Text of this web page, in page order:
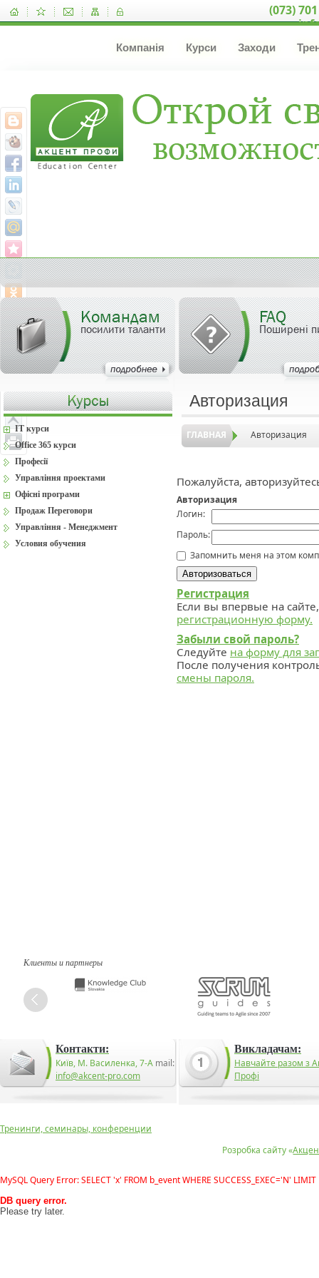
(073)
Компанія Курси Заходи
Командам
посилити таланти
FAQ
Поширені
Авторизация
ГЛАВНАЯ Авторизация
Пожалуйста,
Авторизация
Логин:
Пароль:
Запомнить меня на этом
Регистрация
Если вы впервые на
регистрационную форму.
Забыли свой пароль?
Следуйте на форму для
После получения
смены пароля.
IT курси
Office 365 курси
Професії
Управління проектами
Офісні програми
Продаж Переговори
Управління - Менеджмент
Условия обучения
Клиенты и партнеры
Контакти:
Київ, М. Василенка, 7-А mail:
info@akcent-pro.com
Викладачам:
Навчайте разом з
Профі
Розробка сайту «
Тренинги, семинары, конференции
MySQL Query Error: SELECT 'x' FROM b_event WHERE SUCCESS_EXEC='N' LIMIT
DB query error.
Please try later.